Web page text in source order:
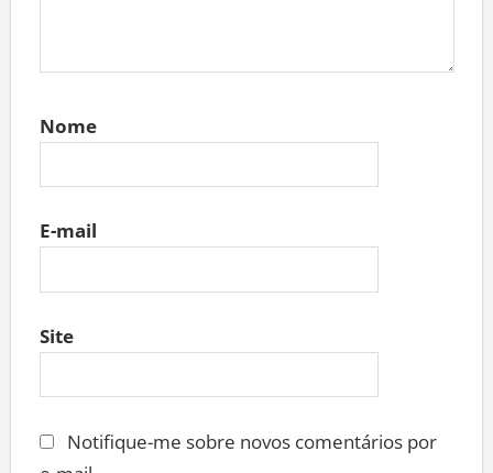
Nome
E-mail
Site
Notifique-me sobre novos comentários por